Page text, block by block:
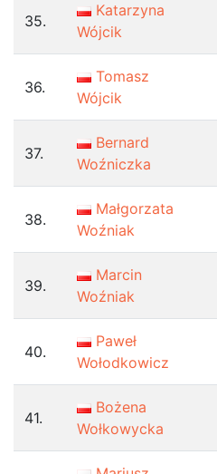
35.
Katarzyna
Wójcik
36.
Tomasz
Wójcik
37.
Bernard
Woźniczka
38.
Małgorzata
Woźniak
39.
Marcin
Woźniak
40.
Paweł
Wołodkowicz
41.
Bożena
Wołkowycka